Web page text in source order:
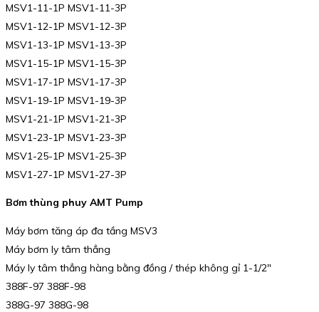
MSV1-11-1P MSV1-11-3P
MSV1-12-1P MSV1-12-3P
MSV1-13-1P MSV1-13-3P
MSV1-15-1P MSV1-15-3P
MSV1-17-1P MSV1-17-3P
MSV1-19-1P MSV1-19-3P
MSV1-21-1P MSV1-21-3P
MSV1-23-1P MSV1-23-3P
MSV1-25-1P MSV1-25-3P
MSV1-27-1P MSV1-27-3P
Bơm thùng phuy AMT Pump
Máy bơm tăng áp đa tầng MSV3
Máy bơm ly tâm thẳng
Máy ly tâm thẳng hàng bằng đồng / thép không gỉ 1-1/2″
388F-97 388F-98
388G-97 388G-98